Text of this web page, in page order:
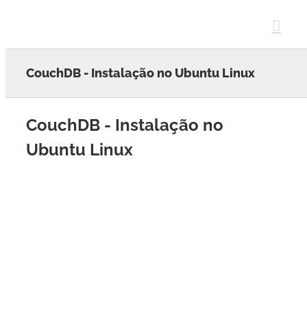
CouchDB - Instalação no Ubuntu Linux
CouchDB - Instalação no
Ubuntu Linux